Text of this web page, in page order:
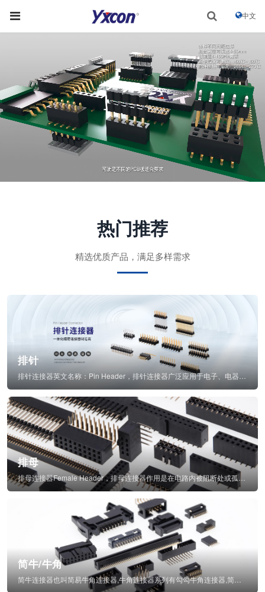
中文
热门推荐
精选优质产品，满足多样需求
排针
排母
排母连接器Female Header，排母连接器作用是在电路内被阻断处或孤立不通...
简牛/牛角